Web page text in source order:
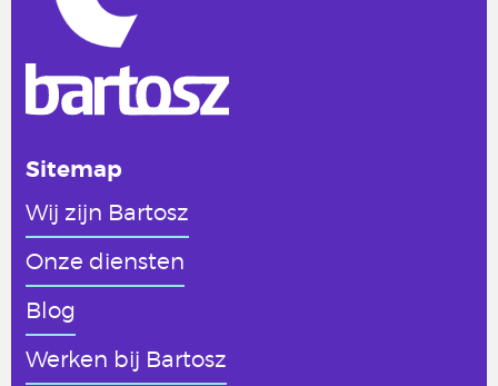
Sitemap
Wij zijn Bartosz
Onze diensten
Blog
Werken bij Bartosz